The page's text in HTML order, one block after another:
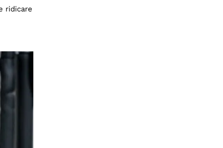
ridicare